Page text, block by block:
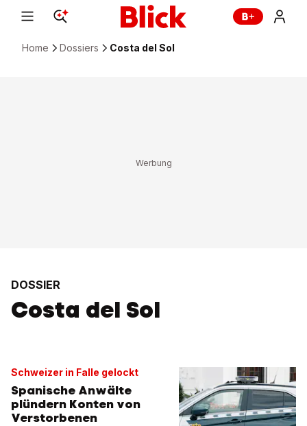
Home Dossiers Costa del Sol
DOSSIER
Costa del Sol
Schweizer in Falle gelockt
Spanische Anwälte
plündern Konten von
Verstorbenen